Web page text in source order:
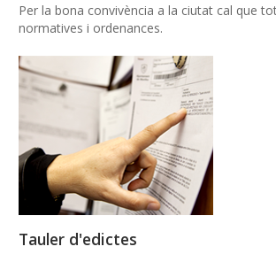
Per la bona convivència a la ciutat cal que
normatives i ordenances.
Tauler d'edictes